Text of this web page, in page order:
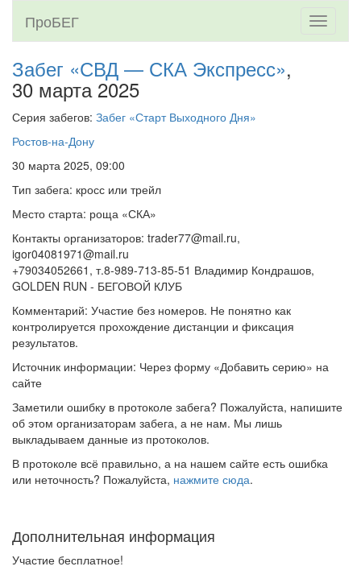
Toggle
ПроБЕГ
Забег «СВД — СКА Экспресс»,
30 марта 2025
Серия забегов: Забег «Старт Выходного Дня»
Ростов-на-Дону
30 марта 2025, 09:00
Тип забега: кросс или трейл
Место старта: роща «СКА»
Контакты организаторов: trader77@mail.ru,
igor04081971@mail.ru
+79034052661, т.8-989-713-85-51 Владимир Кондрашов,
GOLDEN RUN - БЕГОВОЙ КЛУБ
Комментарий: Участие без номеров. Не понятно как
контролируется прохождение дистанции и фиксация
результатов.
Источник информации: Через форму «Добавить серию» на
сайте
Заметили ошибку в протоколе забега? Пожалуйста, напишите
об этом организаторам забега, а не нам. Мы лишь
выкладываем данные из протоколов.
В протоколе всё правильно, а на нашем сайте есть ошибка
или неточность? Пожалуйста, нажмите сюда.
Дополнительная информация
Участие бесплатное!